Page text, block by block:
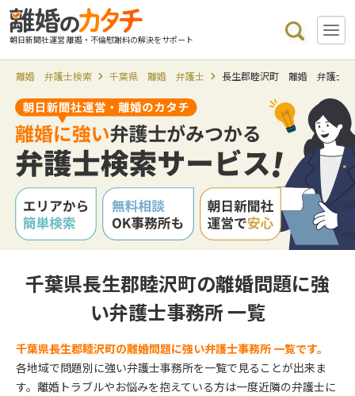
朝日新聞社運営 離婚・不倫慰謝料の解決をサポート
離婚 弁護士検索 千葉県 離婚 弁護士 長生郡睦沢町 離婚 弁護士
千葉県長生郡睦沢町の離婚問題に強
い弁護士事務所 一覧
千葉県長生郡睦沢町の離婚問題に強い弁護士事務所 一覧です。
各地域で問題別に強い弁護士事務所を一覧で見ることが出来ま
す。離婚トラブルやお悩みを抱えている方は一度近隣の弁護士に